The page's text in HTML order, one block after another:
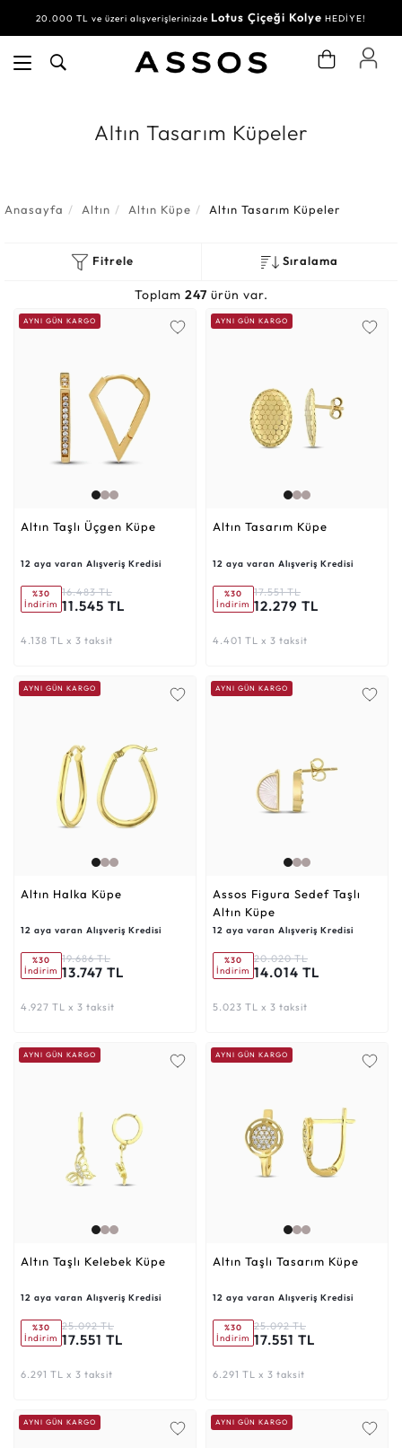
20.000 TL ve üzeri alışverişlerinizde Lotus Çiçeği Kolye HEDİYE!
30.000 TL ve üzeri alışverişlerinizdeSu Yolu BileklikHEDİYE!
Altın Tasarım Küpeler
Anasayfa Altın Altın Küpe Altın Tasarım Küpeler
Fitrele Sıralama
Toplam 247 ürün var.
AYNI GÜN KARGO
Altın Taşlı Üçgen Küpe
12 aya varan Alışveriş Kredisi
%30
İndirim
16.483 TL
11.545 TL
4.138 TL x 3 taksit
AYNI GÜN KARGO
Altın Tasarım Küpe
12 aya varan Alışveriş Kredisi
%30
İndirim
17.551 TL
12.279 TL
4.401 TL x 3 taksit
AYNI GÜN KARGO
Altın Halka Küpe
12 aya varan Alışveriş Kredisi
%30
İndirim
19.686 TL
13.747 TL
4.927 TL x 3 taksit
AYNI GÜN KARGO
Assos Figura Sedef Taşlı
Altın Küpe
12 aya varan Alışveriş Kredisi
%30
İndirim
20.020 TL
14.014 TL
5.023 TL x 3 taksit
AYNI GÜN KARGO
Altın Taşlı Kelebek Küpe
12 aya varan Alışveriş Kredisi
%30
İndirim
25.092 TL
17.551 TL
6.291 TL x 3 taksit
AYNI GÜN KARGO
Altın Taşlı Tasarım Küpe
12 aya varan Alışveriş Kredisi
%30
İndirim
25.092 TL
17.551 TL
6.291 TL x 3 taksit
AYNI GÜN KARGO AYNI GÜN KARGO